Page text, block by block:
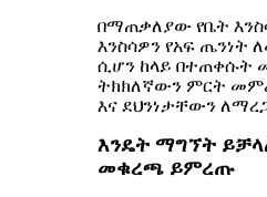
በማጠቃለያው የቤት
እንስሳዎን የአፍ ጤንነት
ሲሆን ከላይ በተጠቀሱት
ትክክለኛውን ምርት
እና ደህንነታቸውን
እንዴት ማግኘት
መቁረጫ ይምረጡ